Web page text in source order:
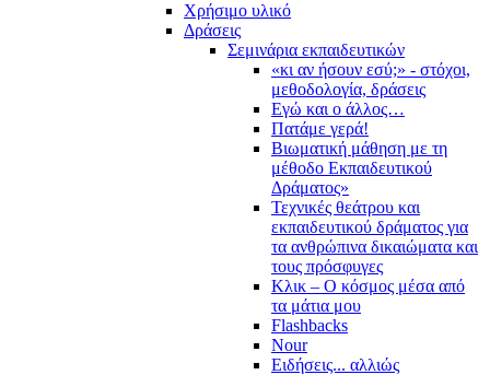
Χρήσιμο υλικό
Δράσεις
Σεμινάρια εκπαιδευτικών
«κι αν ήσουν εσύ;» - στόχοι,
μεθοδολογία, δράσεις
Εγώ και ο άλλος…
Πατάμε γερά!
Βιωματική μάθηση με τη
μέθοδο Εκπαιδευτικού
Δράματος»
Τεχνικές θεάτρου και
εκπαιδευτικού δράματος για
τα ανθρώπινα δικαιώματα και
τους πρόσφυγες
Κλικ – Ο κόσμος μέσα από
τα μάτια μου
Flashbacks
Nour
Ειδήσεις... αλλιώς